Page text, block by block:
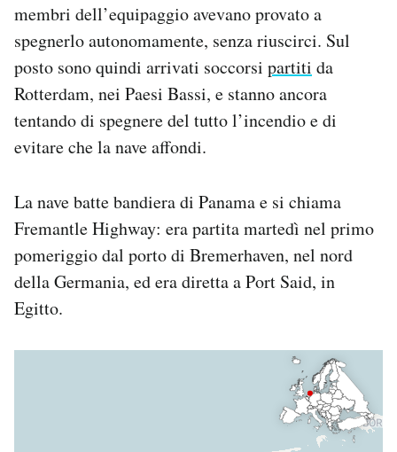
membri dell’equipaggio avevano provato a
spegnerlo autonomamente, senza riuscirci. Sul
posto sono quindi arrivati soccorsi partiti da
Rotterdam, nei Paesi Bassi, e stanno ancora
tentando di spegnere del tutto l’incendio e di
evitare che la nave affondi.
La nave batte bandiera di Panama e si chiama
Fremantle Highway: era partita martedì nel primo
pomeriggio dal porto di Bremerhaven, nel nord
della Germania, ed era diretta a Port Said, in
Egitto.